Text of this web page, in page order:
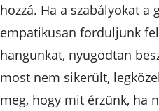
hozzá. Ha a szabályokat a
empatikusan forduljunk
hangunkat, nyugodtan
most nem sikerült,
meg, hogy mit érzünk, ha